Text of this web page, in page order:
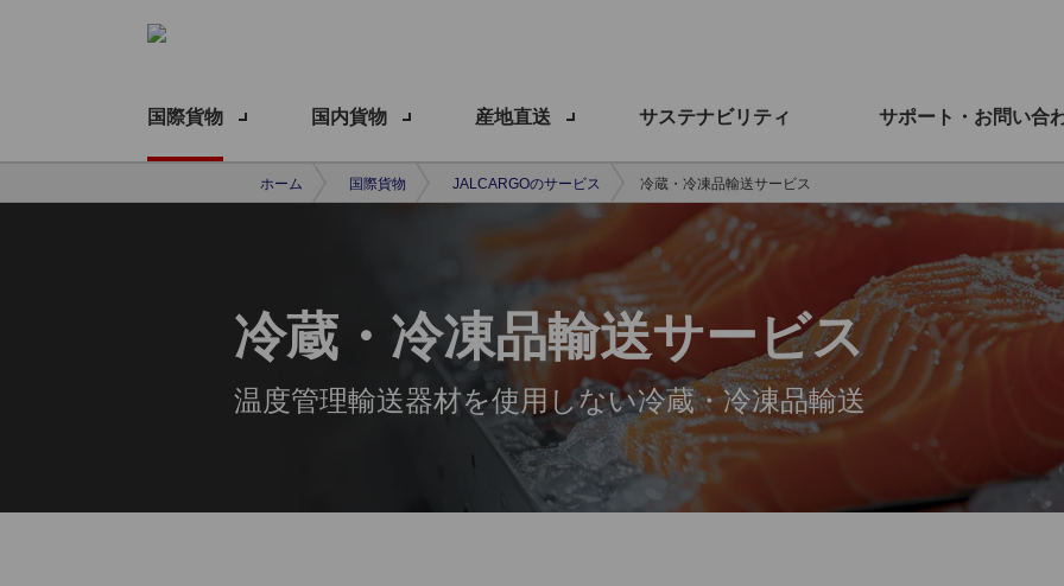
国際貨物 国内貨物 産地直送 サステナビリティ サポート・お問い合
ホーム 国際貨物 JALCARGOのサービス 冷蔵・冷凍品輸送サービス
冷蔵・冷凍品輸送サービス
温度管理輸送器材を使用しない冷蔵・冷凍品輸送